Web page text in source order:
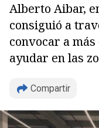
Alberto Aibar,
consiguió a
convocar a
ayudar en las
Compartir